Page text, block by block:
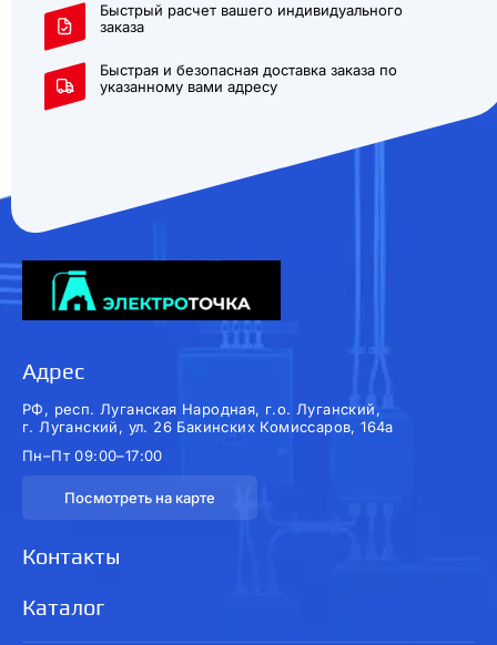
Быстрый расчет вашего индивидуального
заказа
Быстрая и безопасная доставка заказа по
указанному вами адресу
Адрес
РФ, респ. Луганская Народная, г.о. Луганский,
г. Луганский, ул. 26 Бакинских Комиссаров, 164а
Пн–Пт 09:00–17:00
Посмотреть на карте
Каталог
Контакты